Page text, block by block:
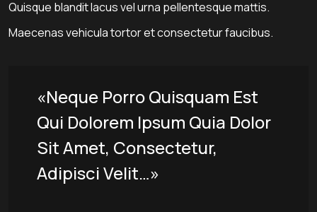
Quisque blandit lacus vel urna pellentesque mattis.
Maecenas vehicula tortor et consectetur faucibus.
«Neque Porro Quisquam Est
Qui Dolorem Ipsum Quia Dolor
Sit Amet, Consectetur,
Adipisci Velit…»